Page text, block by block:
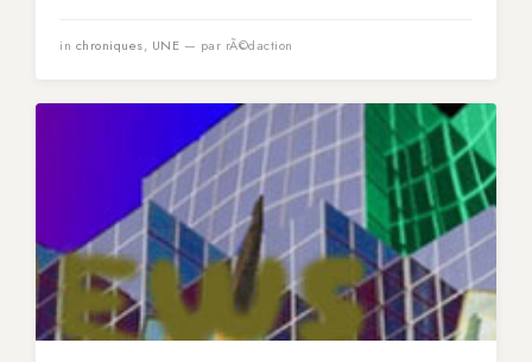
in chroniques, UNE — par rÃ©daction